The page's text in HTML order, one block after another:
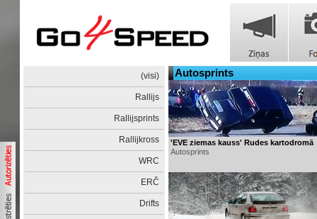
(visi)
Rallijs
Rallijsprints
Rallijkross
WRC
ERČ
Drifts
Autosprints
'EVE ziemas kauss' Rudes kartodromā
Autosprints